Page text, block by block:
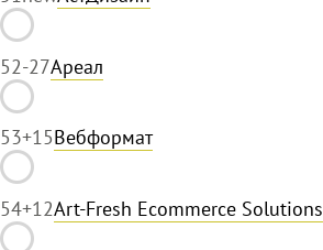
52-27Ареал
53+15Вебформат
54+12Art-Fresh Ecommerce Solutions